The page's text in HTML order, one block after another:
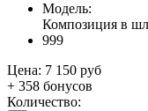
Модель:
Композиция в
999
Цена: 7 150 руб
+ 358 бонусов
Количество: